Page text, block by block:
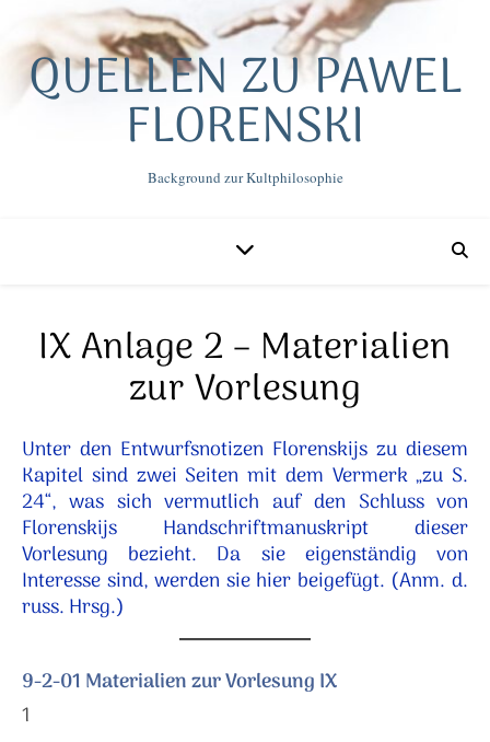
QUELLEN ZU PAWEL
FLORENSKI
Background zur Kultphilosophie
IX Anlage 2 – Materialien
zur Vorlesung
Unter den Entwurfsnotizen Florenskijs zu diesem
Kapitel sind zwei Seiten mit dem Vermerk „zu S.
24“, was sich vermutlich auf den Schluss von
Florenskijs Handschriftmanuskript dieser
Vorlesung bezieht. Da sie eigenständig von
Interesse sind, werden sie hier beigefügt. (Anm. d.
russ. Hrsg.)
9-2-01 Materialien zur Vorlesung IX
1